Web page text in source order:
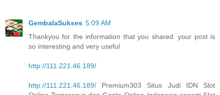
GembalaSukses 5:09 AM
Thankyou for the information that you shared. your post is
so interesting and very useful
http://111.221.46.189/
http://111.221.46.189/ Premium303 Situs Judi IDN Slot